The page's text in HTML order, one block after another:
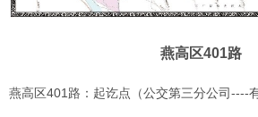
燕高区401路
燕高区401路：起讫点（公交第三分公司----